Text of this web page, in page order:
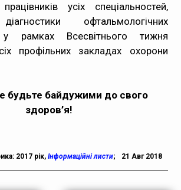
усіх спеціальностей,
офтальмологічних
у рамках Всесвітнього тижня
профільних закладах охорони
байдужими до свого
здоров’я!
2017 рік, Інформаційні листи; 21 Авг 2018